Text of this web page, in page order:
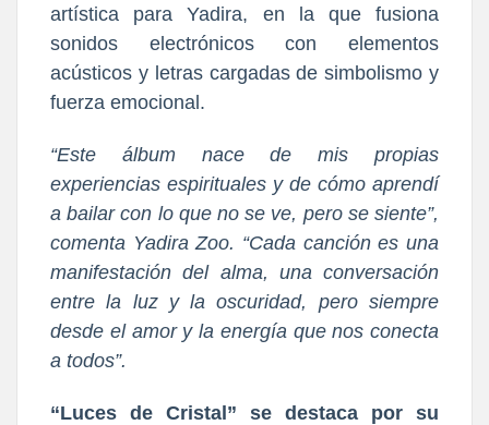
artística para Yadira, en la que fusiona
sonidos electrónicos con elementos
acústicos y letras cargadas de simbolismo y
fuerza emocional.
“Este álbum nace de mis propias
experiencias espirituales y de cómo aprendí
a bailar con lo que no se ve, pero se siente”,
comenta Yadira Zoo. “Cada canción es una
manifestación del alma, una conversación
entre la luz y la oscuridad, pero siempre
desde el amor y la energía que nos conecta
a todos”.
“Luces de Cristal” se destaca por su